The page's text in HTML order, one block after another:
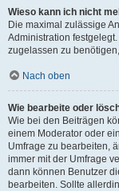
Wieso kann ich nicht
Die maximal zulässige
Administration
zugelassen zu
Nach oben
Wie bearbeite oder
Wie bei den Beiträgen
einem Moderator oder
Umfrage zu bearbeiten,
immer mit der Umfrage
dann können Benutzer
bearbeiten. Sollte